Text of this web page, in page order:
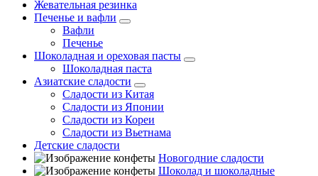
Жевательная резинка
Печенье и вафли
Вафли
Печенье
Шоколадная и ореховая пасты
Шоколадная паста
Азиатские сладости
Сладости из Китая
Сладости из Японии
Сладости из Кореи
Сладости из Вьетнама
Детские сладости
Новогодние сладости
Шоколад и шоколадные